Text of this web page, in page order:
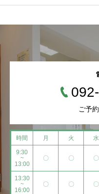
ご予
時間 月 火 水
9:30
~
13:00
〇 〇 〇
13:30
~
16:00
〇 〇 〇